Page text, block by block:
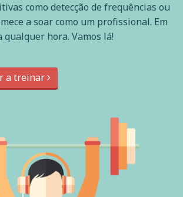
como detecção de frequências ou
a soar como um profissional. Em
qualquer hora. Vamos lá!
a treinar